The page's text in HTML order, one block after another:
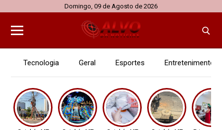
Domingo, 09 de Agosto de 2026
Tecnologia Geral Esportes Entretenimento